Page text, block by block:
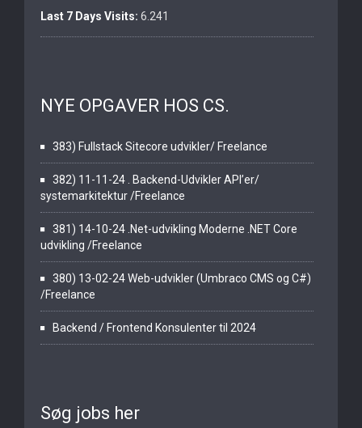
Last 7 Days Visits: 6.241
NYE OPGAVER HOS CS.
383) Fullstack Sitecore udvikler/ Freelance
382) 11-11-24 . Backend-Udvikler API’er/
systemarkitektur /Freelance
381) 14-10-24 .Net-udvikling Moderne .NET Core
udvikling /Freelance
380) 13-02-24 Web-udvikler (Umbraco CMS og C#)
/Freelance
Backend / Frontend Konsulenter til 2024
Søg jobs her